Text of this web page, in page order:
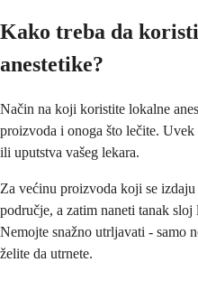
Kako treba da
anestetike?
Način na koji koristite lokalne
proizvoda i onoga što lečite.
ili uputstva vašeg lekara.
Za većinu proizvoda koji se
područje, a zatim naneti tanak
Nemojte snažno utrljavati - samo
želite da utrnete.